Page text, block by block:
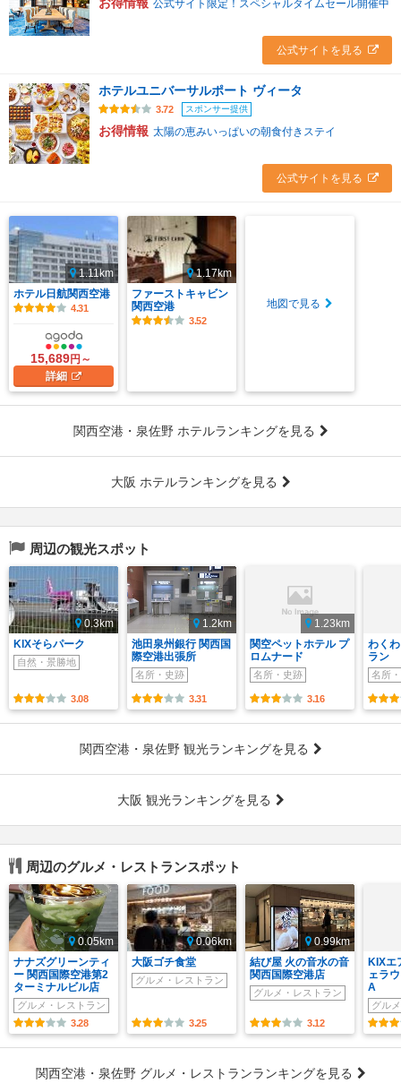
公式サイト限定！スペシャルタイムセール開催中
公式サイトを見る
ホテルユニバーサルポート ヴィータ
3.72 スポンサー提供
お得情報 太陽の恵みいっぱいの朝食付きステイ
公式サイトを見る
1.11km
ホテル日航関西空港
4.31
15,689円～
詳細
1.17km
ファーストキャビン
関西空港
3.52
地図で見る
関西空港・泉佐野 ホテルランキングを見る
大阪 ホテルランキングを見る
周辺の観光スポット
0.3km
KIXそらパーク
自然・景勝地
3.08
1.2km
池田泉州銀行 関西国
際空港出張所
名所・史跡
3.31
1.23km
関空ペットホテル プ
ロムナード
名所・史跡
3.16
わく
ラン
名所
関西空港・泉佐野 観光ランキングを見る
大阪 観光ランキングを見る
周辺のグルメ・レストランスポット
0.05km
ナナズグリーンティ
ー 関西国際空港第2
ターミナルビル店
グルメ・レストラン
3.28
0.06km
大阪ゴチ食堂
グルメ・レストラン
3.25
0.99km
結び屋 火の音水の音
関西国際空港店
グルメ・レストラン
3.12
KIXエ
ェラ
A
グル
関西空港・泉佐野 グルメ・レストランランキングを見る